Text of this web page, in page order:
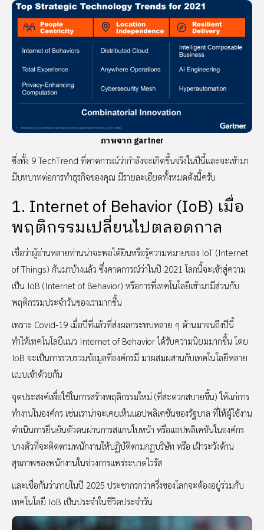
ภาพจาก gartner
ซึ่งทั้ง 9 TechTrend ที่คาดการณ์ว่ากำลังจะเกิดขึ้นจริงในปีนี้และจะเข้ามา
มีบทบาทต่อการทำธุรกิจของคุณ มีรายละเอียดทั้งหมดดังนี้ครับ
1. Internet of Behavior (IoB) เมื่อ
พฤติกรรมเปลี่ยนไปตลอดกาล
เชื่อว่าผู้อ่านหลายท่านน่าจะพอได้ยินหรือรู้ความหมายของ IoT (Internet
of Things) กันมาบ้างแล้ว ซึ่งคาดการณ์ว่าในปี 2021 โลกนี้จะเข้าสู่ความ
เป็น IoB (Internet of Behavior) หรือการที่เทคโนโลยีเข้ามามีส่วนกับ
พฤติกรรมประจำวันของเรามากขึ้น
เพราะ Covid-19 เมื่อปีที่แล้วที่ส่งผลกระทบหลาย ๆ ด้านมาจนถึงปีนี้
ทำให้เทคโนโลยีแนว Internet of Behavior ได้รับความนิยมมากขึ้น โดย
IoB จะเป็นการรวบรวมข้อมูลที่องค์กรมี มาผสมผสานกับเทคโนโลยีหลาย
แบบเข้าด้วยกัน
จุดประสงค์เพื่อใช้ในการสร้างพฤติกรรมใหม่ (ที่สะดวกสบายขึ้น) ให้แก่การ
ทำงานในองค์กร เช่นเราน่าจะเคยเห็นแอปพลิเคชันของรัฐบาล ที่ให้ผู้ใช้งาน
ดำเนินการยืนยันตัวตนผ่านการสแกนใบหน้า หรือแอปพลิเคชันในองค์กร
บางตัวที่จะติดตามพนักงานให้ปฏิบัติตามกฏบริษัท หรือ เฝ้าระวังด้าน
สุขภาพของพนักงานในช่วงการแพร่ระบาดไวรัส
และเชื่อกันว่าภายในปี 2025 ประชากรกว่าครึ่งของโลกจะต้องอยู่ร่วมกับ
เทคโนโลยี IoB เป็นประจำในชีวิตประจำวัน